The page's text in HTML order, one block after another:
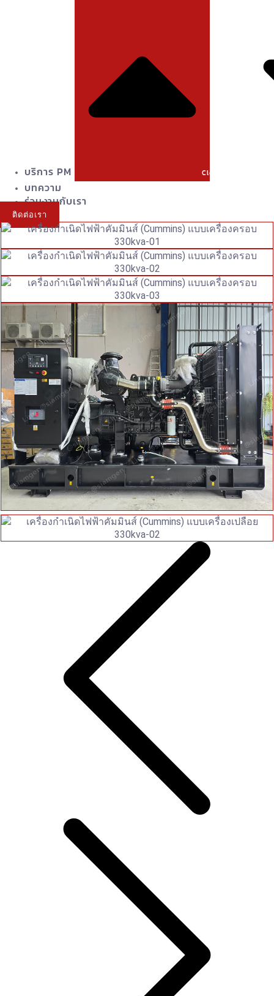
บริการ PM Close บริการ PM
บทความ
ร่วมงานกับเรา
ติดต่อเรา